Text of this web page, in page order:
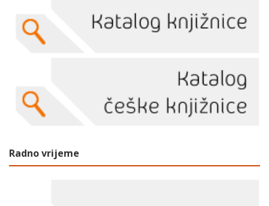
Radno vrijeme